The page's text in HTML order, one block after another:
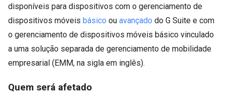
disponíveis para dispositivos com o gerenciamento de
dispositivos móveis básico ou avançado do G Suite e com
o gerenciamento de dispositivos móveis básico vinculado
a uma solução separada de gerenciamento de mobilidade
empresarial (EMM, na sigla em inglês).
Quem será afetado